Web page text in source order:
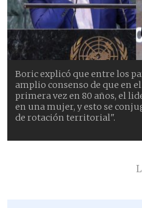
Boric explicó que entre los
amplio consenso de que en
primera vez en 80 años, el
en una mujer, y esto se
de rotación territorial".